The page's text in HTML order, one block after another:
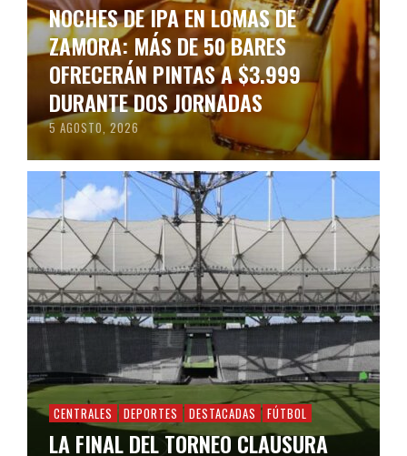
NOCHES DE IPA EN LOMAS DE
ZAMORA: MÁS DE 50 BARES
OFRECERÁN PINTAS A $3.999
DURANTE DOS JORNADAS
5 AGOSTO, 2026
CENTRALES DEPORTES DESTACADAS FÚTBOL
LA FINAL DEL TORNEO CLAUSURA